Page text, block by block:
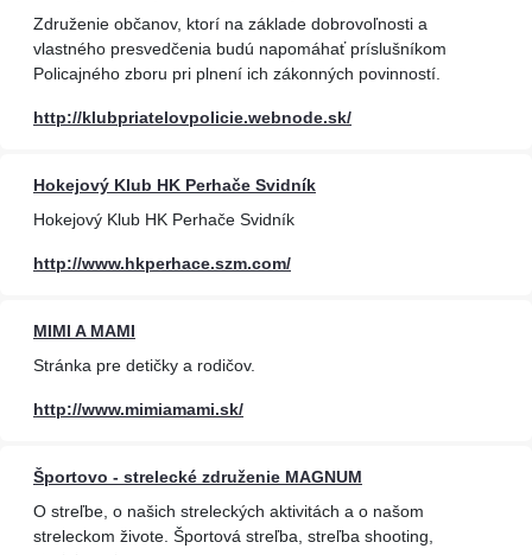
Združenie občanov, ktorí na základe dobrovoľnosti a
vlastného presvedčenia budú napomáhať príslušníkom
Policajného zboru pri plnení ich zákonných povinností.
http://klubpriatelovpolicie.webnode.sk/
Hokejový Klub HK Perhače Svidník
Hokejový Klub HK Perhače Svidník
http://www.hkperhace.szm.com/
MIMI A MAMI
Stránka pre detičky a rodičov.
http://www.mimiamami.sk/
Športovo - strelecké združenie MAGNUM
O streľbe, o našich streleckých aktivitách a o našom
streleckom živote. Športová streľba, streľba shooting,